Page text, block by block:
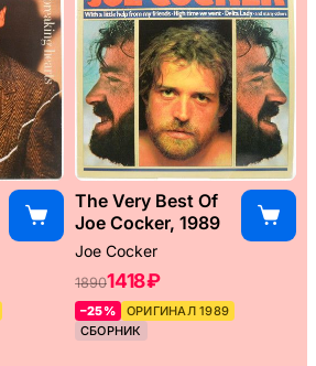
The Very Best Of
Joe Cocker, 1989
Joe Cocker
18901418 ₽
–25%
ОРИГИНАЛ 1989
СБОРНИК